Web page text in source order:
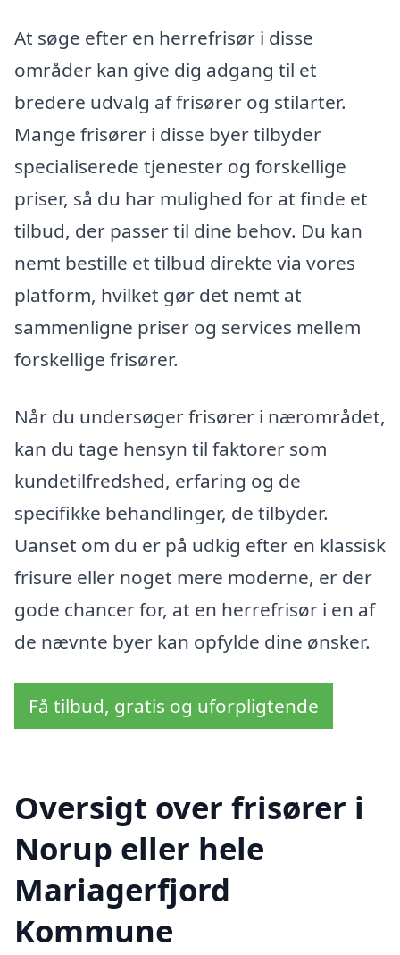
At søge efter en herrefrisør i disse
områder kan give dig adgang til et
bredere udvalg af frisører og stilarter.
Mange frisører i disse byer tilbyder
specialiserede tjenester og forskellige
priser, så du har mulighed for at finde et
tilbud, der passer til dine behov. Du kan
nemt bestille et tilbud direkte via vores
platform, hvilket gør det nemt at
sammenligne priser og services mellem
forskellige frisører.
Når du undersøger frisører i nærområdet,
kan du tage hensyn til faktorer som
kundetilfredshed, erfaring og de
specifikke behandlinger, de tilbyder.
Uanset om du er på udkig efter en klassisk
frisure eller noget mere moderne, er der
gode chancer for, at en herrefrisør i en af
de nævnte byer kan opfylde dine ønsker.
Få tilbud, gratis og uforpligtende
Oversigt over frisører i
Norup eller hele
Mariagerfjord
Kommune